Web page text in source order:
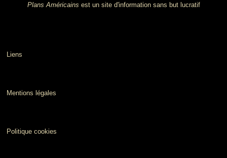
Plans Américains est un site d'information sans but lucratif
Liens
Mentions légales
Politique cookies